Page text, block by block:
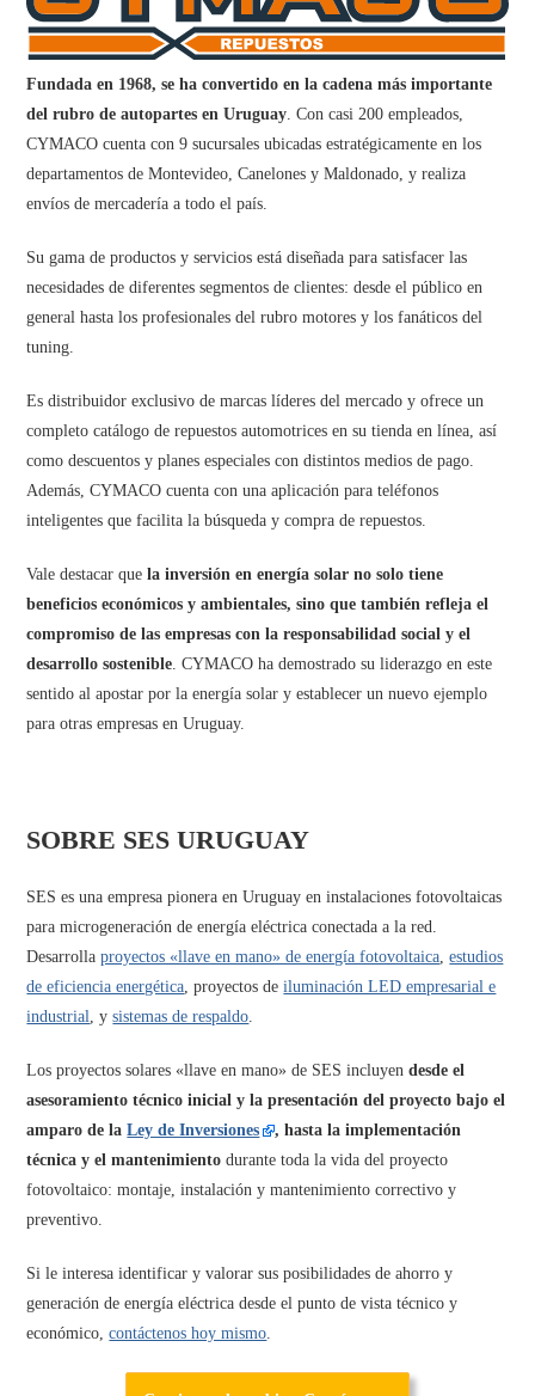
Fundada en 1968, se ha convertido en la cadena más importante
del rubro de autopartes en Uruguay. Con casi 200 empleados,
CYMACO cuenta con 9 sucursales ubicadas estratégicamente en los
departamentos de Montevideo, Canelones y Maldonado, y realiza
envíos de mercadería a todo el país.
Su gama de productos y servicios está diseñada para satisfacer las
necesidades de diferentes segmentos de clientes: desde el público en
general hasta los profesionales del rubro motores y los fanáticos del
tuning.
Es distribuidor exclusivo de marcas líderes del mercado y ofrece un
completo catálogo de repuestos automotrices en su tienda en línea, así
como descuentos y planes especiales con distintos medios de pago.
Además, CYMACO cuenta con una aplicación para teléfonos
inteligentes que facilita la búsqueda y compra de repuestos.
Vale destacar quela inversión en energía solar no solo tiene
beneficios económicos y ambientales, sino que también refleja el
compromiso de las empresas con la responsabilidad social y el
desarrollo sostenible. CYMACO ha demostrado su liderazgo en este
sentido al apostar por la energía solar y establecer un nuevo ejemplo
para otras empresas en Uruguay.
SOBRE SES URUGUAY
SES es una empresa pionera en Uruguay en instalaciones fotovoltaicas
para microgeneración de energía eléctrica conectada a la red.
Desarrollaproyectos «llave en mano» de energía fotovoltaica,estudios
de eficiencia energética, proyectos deiluminación LED empresarial e
industrial, ysistemas de respaldo.
Los proyectos solares «llave en mano» de SES incluyendesde el
asesoramiento técnico inicial y la presentación del proyecto bajo el
amparo de laLey de Inversiones
, hasta la implementación
técnica y el mantenimiento durante toda la vida del proyecto
fotovoltaico: montaje, instalación y mantenimiento correctivo y
preventivo.
Si le interesa identificar y valorar sus posibilidades de ahorro y
generación de energía eléctrica desde el punto de vista técnico y
económico,contáctenos hoy mismo.